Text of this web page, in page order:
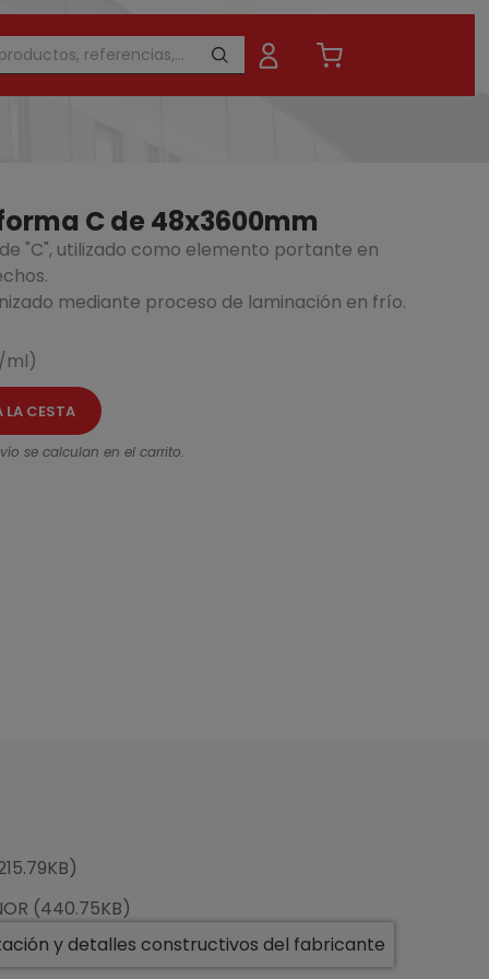
C de 48x3600mm
"C", utilizado como elemento portante en
mediante proceso de laminación en frío.
ml)
LA CESTA
se calculan en el carrito.
(440.75KB)
y detalles constructivos del fabricante